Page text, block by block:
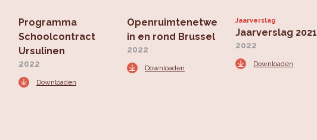
Programma
Schoolcontract
Ursulinen
2022
Downloaden
Openruimtenetwerk
in en rond Brussel
2022
Downloaden
Jaarverslag
Jaarverslag 2021
2022
Downloaden